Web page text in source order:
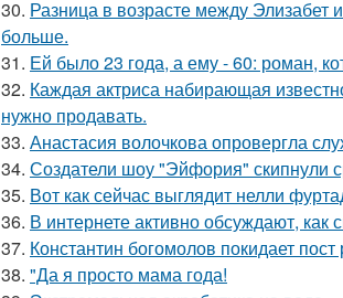
30. Разница в возрасте между Элизабет
больше.
31. Ей было 23 года, а ему - 60: роман,
32. Каждая актриса набирающая
нужно продавать.
33. Анастасия волочкова опровергла
34. Создатели шоу "Эйфория" скипнули
35. Вот как сейчас выглядит нелли
36. В интернете активно обсуждают,
37. Константин богомолов покидает
38. "Да я просто мама года!